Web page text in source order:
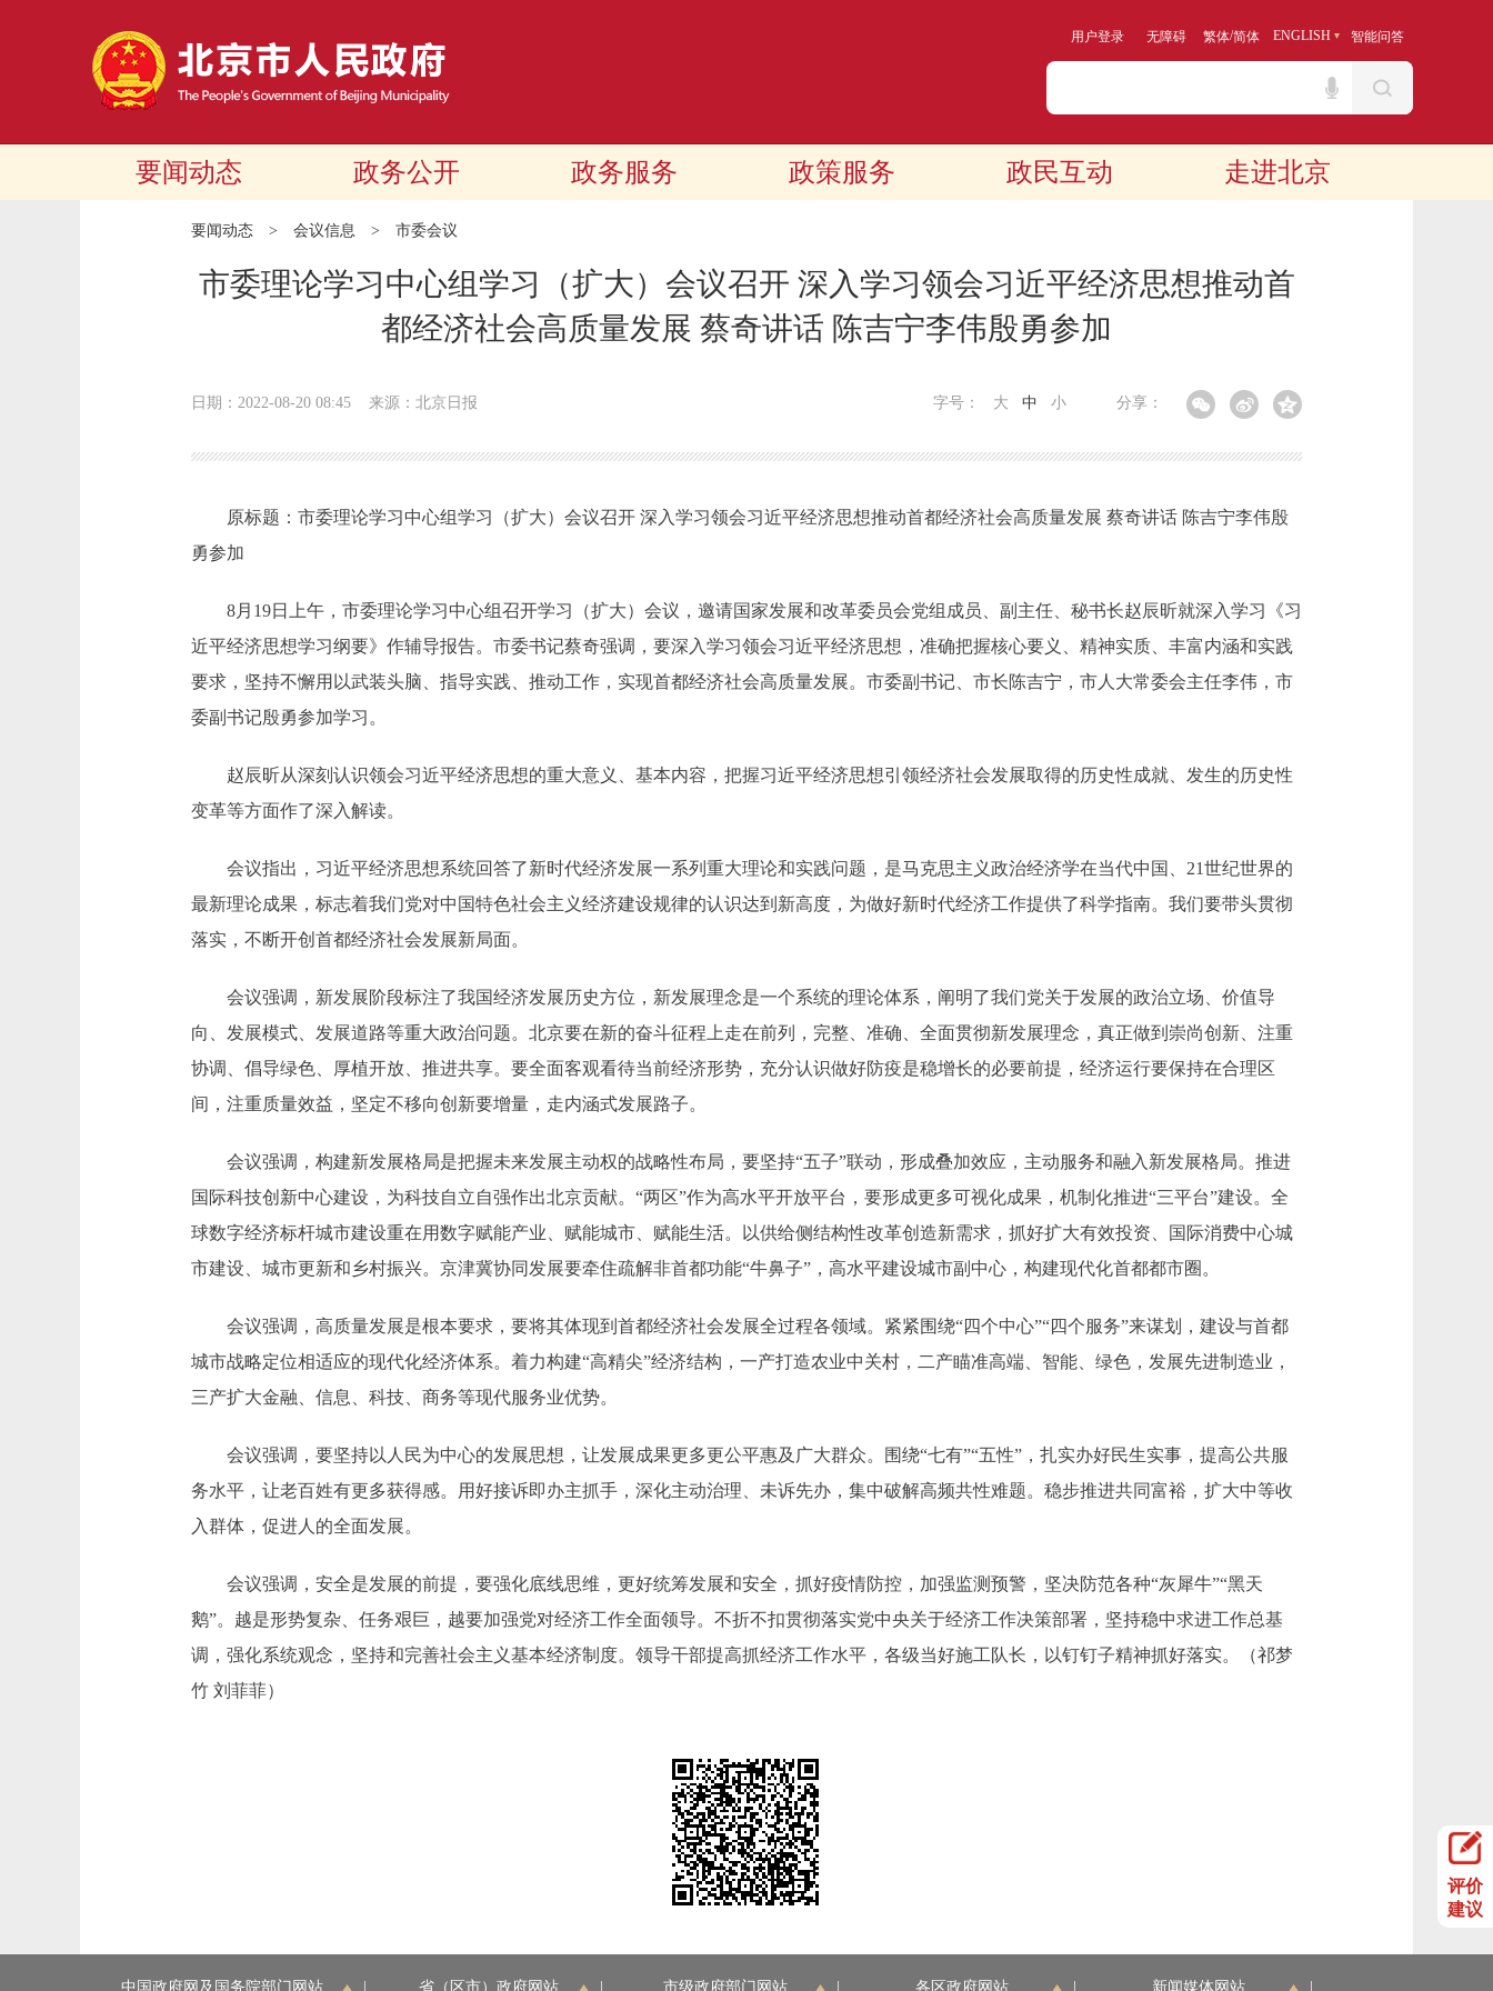
用户登录 无障碍 繁体/简体 ENGLISH 智能问答
要闻动态 政务公开 政务服务 政策服务 政民互动 走进北京
要闻动态 > 会议信息 > 市委会议
市委理论学习中心组学习（扩大）会议召开 深入学习领会习近平经济思想推动首
都经济社会高质量发展 蔡奇讲话 陈吉宁李伟殷勇参加
日期：2022-08-20 08:45 来源：北京日报 分享：
字号： 大 中 小
原标题：市委理论学习中心组学习（扩大）会议召开 深入学习领会习近平经济思想推动首都经济社会高质量发展 蔡奇讲话 陈吉宁李伟殷
勇参加
8月19日上午，市委理论学习中心组召开学习（扩大）会议，邀请国家发展和改革委员会党组成员、副主任、秘书长赵辰昕就深入学习《习
近平经济思想学习纲要》作辅导报告。市委书记蔡奇强调，要深入学习领会习近平经济思想，准确把握核心要义、精神实质、丰富内涵和实践
要求，坚持不懈用以武装头脑、指导实践、推动工作，实现首都经济社会高质量发展。市委副书记、市长陈吉宁，市人大常委会主任李伟，市
委副书记殷勇参加学习。
赵辰昕从深刻认识领会习近平经济思想的重大意义、基本内容，把握习近平经济思想引领经济社会发展取得的历史性成就、发生的历史性
变革等方面作了深入解读。
会议指出，习近平经济思想系统回答了新时代经济发展一系列重大理论和实践问题，是马克思主义政治经济学在当代中国、21世纪世界的
最新理论成果，标志着我们党对中国特色社会主义经济建设规律的认识达到新高度，为做好新时代经济工作提供了科学指南。我们要带头贯彻
落实，不断开创首都经济社会发展新局面。
会议强调，新发展阶段标注了我国经济发展历史方位，新发展理念是一个系统的理论体系，阐明了我们党关于发展的政治立场、价值导
向、发展模式、发展道路等重大政治问题。北京要在新的奋斗征程上走在前列，完整、准确、全面贯彻新发展理念，真正做到崇尚创新、注重
协调、倡导绿色、厚植开放、推进共享。要全面客观看待当前经济形势，充分认识做好防疫是稳增长的必要前提，经济运行要保持在合理区
间，注重质量效益，坚定不移向创新要增量，走内涵式发展路子。
会议强调，构建新发展格局是把握未来发展主动权的战略性布局，要坚持“五子”联动，形成叠加效应，主动服务和融入新发展格局。推进
国际科技创新中心建设，为科技自立自强作出北京贡献。“两区”作为高水平开放平台，要形成更多可视化成果，机制化推进“三平台”建设。全
球数字经济标杆城市建设重在用数字赋能产业、赋能城市、赋能生活。以供给侧结构性改革创造新需求，抓好扩大有效投资、国际消费中心城
市建设、城市更新和乡村振兴。京津冀协同发展要牵住疏解非首都功能“牛鼻子”，高水平建设城市副中心，构建现代化首都都市圈。
会议强调，高质量发展是根本要求，要将其体现到首都经济社会发展全过程各领域。紧紧围绕“四个中心”“四个服务”来谋划，建设与首都
城市战略定位相适应的现代化经济体系。着力构建“高精尖”经济结构，一产打造农业中关村，二产瞄准高端、智能、绿色，发展先进制造业，
三产扩大金融、信息、科技、商务等现代服务业优势。
会议强调，要坚持以人民为中心的发展思想，让发展成果更多更公平惠及广大群众。围绕“七有”“五性”，扎实办好民生实事，提高公共服
务水平，让老百姓有更多获得感。用好接诉即办主抓手，深化主动治理、未诉先办，集中破解高频共性难题。稳步推进共同富裕，扩大中等收
入群体，促进人的全面发展。
会议强调，安全是发展的前提，要强化底线思维，更好统筹发展和安全，抓好疫情防控，加强监测预警，坚决防范各种“灰犀牛”“黑天
鹅”。越是形势复杂、任务艰巨，越要加强党对经济工作全面领导。不折不扣贯彻落实党中央关于经济工作决策部署，坚持稳中求进工作总基
调，强化系统观念，坚持和完善社会主义基本经济制度。领导干部提高抓经济工作水平，各级当好施工队长，以钉钉子精神抓好落实。（祁梦
竹 刘菲菲）
评价
建议
中国政府网及国务院部门网站 省（区市）政府网站 市级政府部门网站 各区政府网站 新闻媒体网站